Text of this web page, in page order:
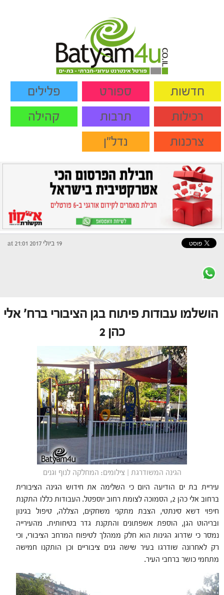
חדשות ספורט
פלילים
רכילות
תרבות
קהילה
צרכנות
נדל"ן
19 ביולי 2017 at 21:01
הושלמו עבודות פיתוח בגן הציבורי ברח' אלי
כהן 2
הגינה המשודרגת | צילומים: המחלקה לנוף וגנים
עיריית בת ים הודיעה היום כי השלימה את חידוש הגינה הציבורית
ברחוב אלי כהן 2, הסמוכה לצומת רחוב יוספטל. העבודות כללו התקנת
חיפוי דשא סינתטי, הצבת מתקני משחקים, הצללה, טיפול בגינון
ובריהוט הגן, הוספת אשפתונים והתקנת גדר בטיחותית. מהעירייה
נמסר כי שדרוג הגינות הוא חלק ממהלך לטיפוח המרחב הציבורי, וכי
רק לאחרונה שודרגו בעיר שישה גנים ציבוריים וכן הותקנו חמישה
מתחמי כושר ברחבי העיר.